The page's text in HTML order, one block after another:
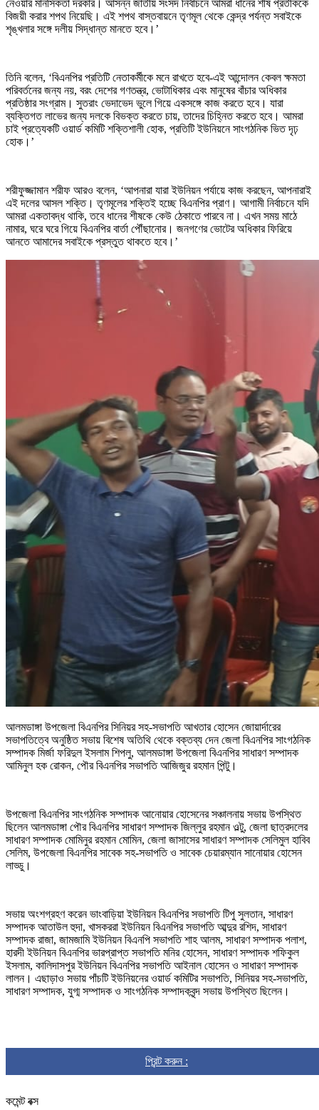
নেওয়ার মানসিকতা দরকার। আসন্ন জাতীয় সংসদ নির্বাচনে আমরা ধানের শীষ প্রতীককে
বিজয়ী করার শপথ নিয়েছি। এই শপথ বাস্তবায়নে তৃণমূল থেকে কেন্দ্র পর্যন্ত সবাইকে
শৃঙ্খলার সঙ্গে দলীয় সিদ্ধান্ত মানতে হবে।’
তিনি বলেন, ‘বিএনপির প্রতিটি নেতাকর্মীকে মনে রাখতে হবে-এই আন্দোলন কেবল ক্ষমতা
পরিবর্তনের জন্য নয়, বরং দেশের গণতন্ত্র, ভোটাধিকার এবং মানুষের বাঁচার অধিকার
প্রতিষ্ঠার সংগ্রাম। সুতরাং ভেদাভেদ ভুলে গিয়ে একসঙ্গে কাজ করতে হবে। যারা
ব্যক্তিগত লাভের জন্য দলকে বিভক্ত করতে চায়, তাদের চিহ্নিত করতে হবে। আমরা
চাই প্রত্যেকটি ওয়ার্ড কমিটি শক্তিশালী হোক, প্রতিটি ইউনিয়নে সাংগঠনিক ভিত দৃঢ়
হোক।’
শরীফুজ্জামান শরীফ আরও বলেন, ‘আপনারা যারা ইউনিয়ন পর্যায়ে কাজ করছেন, আপনারাই
এই দলের আসল শক্তি। তৃণমূলের শক্তিই হচ্ছে বিএনপির প্রাণ। আগামী নির্বাচনে যদি
আমরা একতাবদ্ধ থাকি, তবে ধানের শীষকে কেউ ঠেকাতে পারবে না। এখন সময় মাঠে
নামার, ঘরে ঘরে গিয়ে বিএনপির বার্তা পৌঁছানোর। জনগণের ভোটের অধিকার ফিরিয়ে
আনতে আমাদের সবাইকে প্রস্তুত থাকতে হবে।’
আলমডাঙ্গা উপজেলা বিএনপির সিনিয়র সহ-সভাপতি আখতার হোসেন জোয়ার্দারের
সভাপতিত্বে অনুষ্ঠিত সভায় বিশেষ অতিথি থেকে বক্তব্য দেন জেলা বিএনপির সাংগঠনিক
সম্পাদক মির্জা ফরিদুল ইসলাম শিপলু, আলমডাঙ্গা উপজেলা বিএনপির সাধারণ সম্পাদক
আমিনুল হক রোকন, পৌর বিএনপির সভাপতি আজিজুর রহমান পিন্টু।
উপজেলা বিএনপির সাংগঠনিক সম্পাদক আনোয়ার হোসেনের সঞ্চালনায় সভায় উপস্থিত
ছিলেন আলমডাঙ্গা পৌর বিএনপির সাধারণ সম্পাদক জিল্লুর রহমান ওল্টু, জেলা ছাত্রদলের
সাধারণ সম্পাদক মোমিনুর রহমান মোমিন, জেলা জাসাসের সাধারণ সম্পাদক সেলিমুল হাবিব
সেলিম, উপজেলা বিএনপির সাবেক সহ-সভাপতি ও সাবেক চেয়ারম্যান সানোয়ার হোসেন
লাড্ডু।
সভায় অংশগ্রহণ করেন ভাংবাড়িয়া ইউনিয়ন বিএনপির সভাপতি টিপু সুলতান, সাধারণ
সম্পাদক আতাউল হুদা, খাসকররা ইউনিয়ন বিএনপির সভাপতি আব্দুর রশিদ, সাধারণ
সম্পাদক রাজা, জামজামি ইউনিয়ন বিএনপি সভাপতি শাহ আলম, সাধারণ সম্পাদক পলাশ,
হারদী ইউনিয়ন বিএনপির ভারপ্রাপ্ত সভাপতি মনির হোসেন, সাধারণ সম্পাদক শফিকুল
ইসলাম, কালিদাসপুর ইউনিয়ন বিএনপির সভাপতি আইনাল হোসেন ও সাধারণ সম্পাদক
লালন। এছাড়াও সভায় পাঁচটি ইউনিয়নের ওয়ার্ড কমিটির সভাপতি, সিনিয়র সহ-সভাপতি,
সাধারণ সম্পাদক, যুগ্ম সম্পাদক ও সাংগঠনিক সম্পাদকবৃন্দ সভায় উপস্থিত ছিলেন।
প্রিন্ট করুন :
কমেন্ট বক্স